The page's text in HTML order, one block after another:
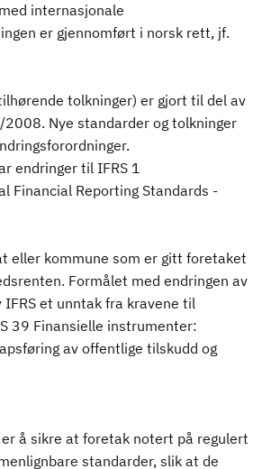
internasjonale
er gjennomført i norsk rett, jf.
tolkninger) er gjort til del av
Nye standarder og tolkninger
endringer til IFRS 1
Financial Reporting Standards -
eller kommune som er gitt foretaket
Formålet med endringen av
IFRS et unntak fra kravene til
39 Finansielle instrumenter:
av offentlige tilskudd og
å sikre at foretak notert på regulert
standarder, slik at de